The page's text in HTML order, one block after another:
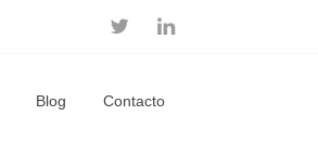
Blog Contacto